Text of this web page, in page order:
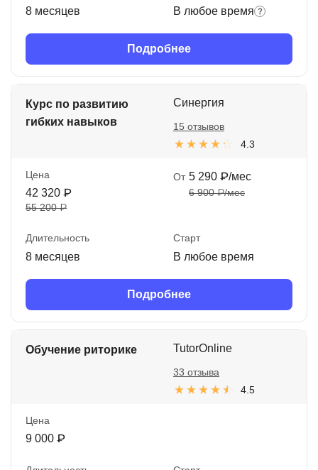
8 месяцев В любое время
Подробнее
Курс по развитию
гибких навыков
Синергия
4.3
15 отзывов
Цена
42 320 ₽
55 200 ₽
От 5 290 ₽/мес
6 900 ₽/мес
Длительность
8 месяцев
Старт
В любое время
Подробнее
Обучение риторике TutorOnline
4.5
33 отзыва
Цена
9 000 ₽